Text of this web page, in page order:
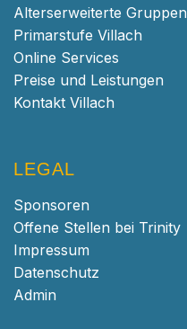
Alterserweiterte Gruppen
Primarstufe Villach
Online Services
Preise und Leistungen
Kontakt Villach
LEGAL
Sponsoren
Offene Stellen bei Trinity
Impressum
Datenschutz
Admin